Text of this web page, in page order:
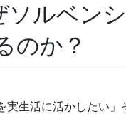
ソルベン
のか？
生活に活かしたい」